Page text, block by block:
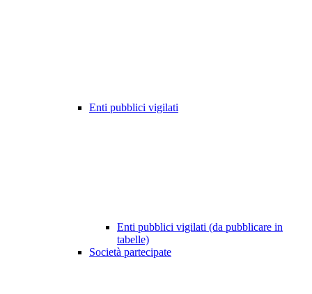
Enti pubblici vigilati
Enti pubblici vigilati (da pubblicare in
tabelle)
Società partecipate